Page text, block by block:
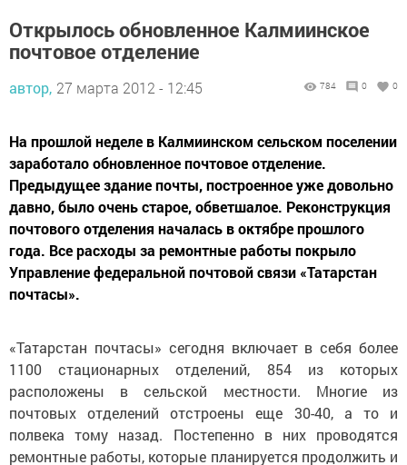
Открылось обновленное Калмиинское
почтовое отделение
автор, 27 марта 2012 - 12:45 784 0 0
На прошлой неделе в Калмиинском сельском поселении
заработало обновленное почтовое отделение.
Предыдущее здание почты, построенное уже довольно
давно, было очень старое, обветшалое. Реконструкция
почтового отделения началась в октябре прошлого
года. Все расходы за ремонтные работы покрыло
Управление федеральной почтовой связи «Татарстан
почтасы».
«Татарстан почтасы» сегодня включает в себя более
1100 стационарных отделений, 854 из которых
расположены в сельской местности. Многие из
почтовых отделений отстроены еще 30-40, а то и
полвека тому назад. Постепенно в них проводятся
ремонтные работы, которые планируется продолжить и